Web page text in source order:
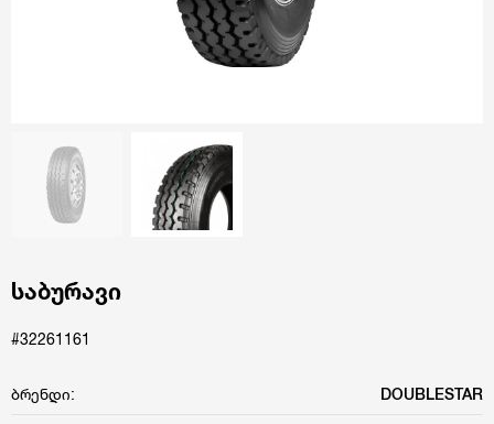
საბურავი
#32261161
ბრენდი: DOUBLESTAR